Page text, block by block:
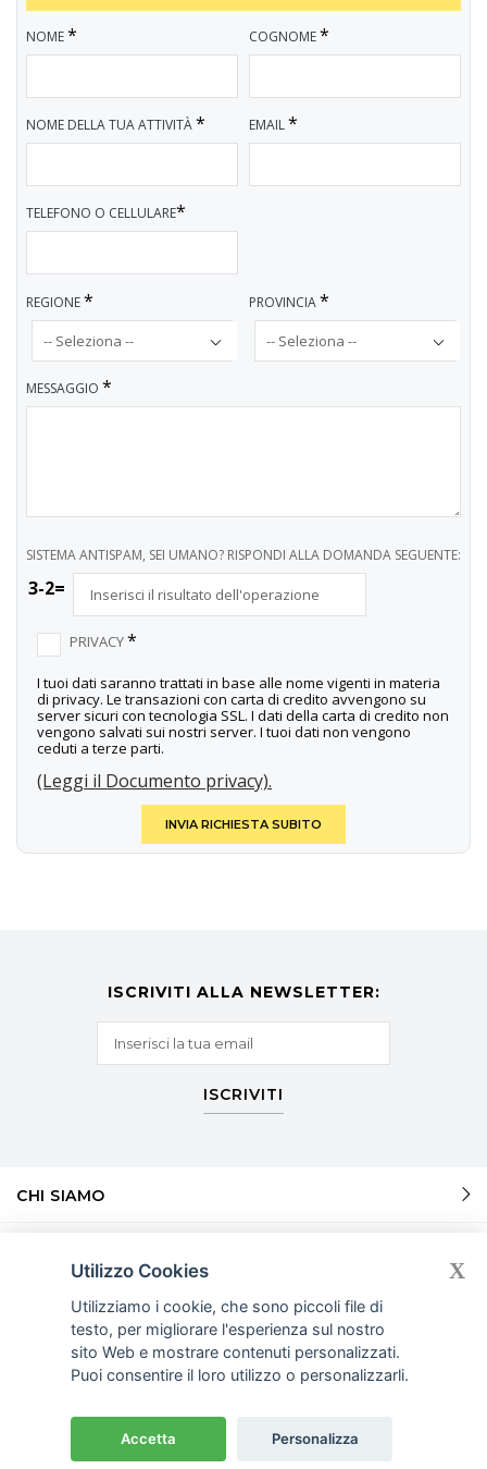
NOME* COGNOME*
NOME DELLA TUA ATTIVITÀ* EMAIL*
TELEFONO O CELLULARE*
REGIONE* PROVINCIA*
MESSAGGIO *
SISTEMA ANTISPAM, SEI UMANO? RISPONDI ALLA DOMANDA SEGUENTE:
3-2=
PRIVACY*
I tuoi dati saranno trattati in base alle nome vigenti in materia
di privacy. Le transazioni con carta di credito avvengono su
server sicuri con tecnologia SSL. I dati della carta di credito non
vengono salvati sui nostri server. I tuoi dati non vengono
ceduti a terze parti.
(Leggi il Documento privacy).
INVIA RICHIESTA SUBITO
ISCRIVITI ALLA NEWSLETTER:
ISCRIVITI
CHI SIAMO
SERVIZI
INFORMAZIONI
© COPYRIGHT 2026
Utilizzo Cookies
Utilizziamo i cookie, che sono piccoli file di
testo, per migliorare l'esperienza sul nostro
sito Web e mostrare contenuti personalizzati.
Puoi consentire il loro utilizzo o personalizzarli.
Accetta
X
Personalizza